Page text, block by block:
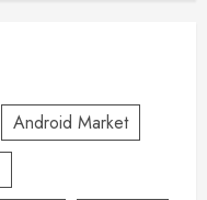
Android Market